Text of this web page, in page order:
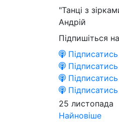
"Танці з
Андрій
Підпишіться
25 листопада
Найновіше